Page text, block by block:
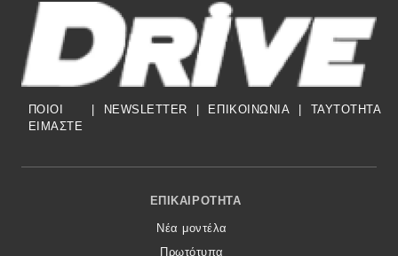
ΠΟΙΟΙ
ΕΙΜΑΣΤΕ
| NEWSLETTER | ΕΠΙΚΟΙΝΩΝΙΑ | TAYTOTHTA
Footer Menu
ΕΠΙΚΑΙΡΌΤΗΤΑ
Νέα μοντέλα
Πρωτότυπα